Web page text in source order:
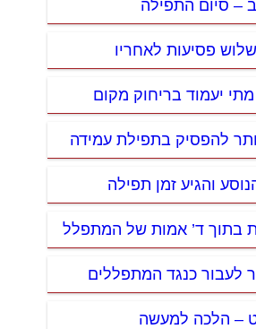
– סיום התפילה
פסיעות לאחריו
יעמוד בריחוק מקום
להפסיק בתפילת עמידה
והגיע זמן תפילה
בתוך ד’ אמות של המתפלל
לעבור כנגד המתפללים
– הלכה למעשה